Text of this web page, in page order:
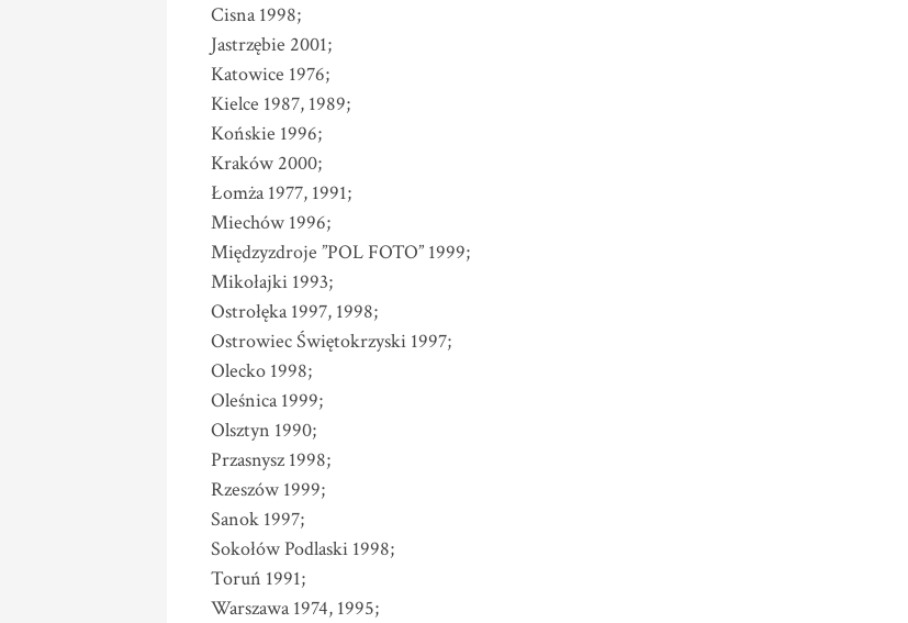
Cisna 1998;
Jastrzębie 2001;
Katowice 1976;
Kielce 1987, 1989;
Końskie 1996;
Kraków 2000;
Łomża 1977, 1991;
Miechów 1996;
Międzyzdroje ”POL FOTO” 1999;
Mikołajki 1993;
Ostrołęka 1997, 1998;
Ostrowiec Świętokrzyski 1997;
Olecko 1998;
Oleśnica 1999;
Olsztyn 1990;
Przasnysz 1998;
Rzeszów 1999;
Sanok 1997;
Sokołów Podlaski 1998;
Toruń 1991;
Warszawa 1974, 1995;